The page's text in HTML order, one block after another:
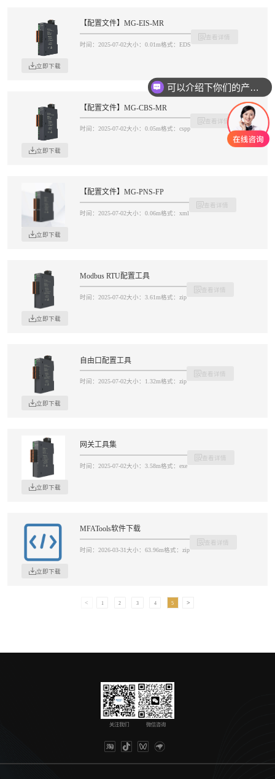
【配置文件】MG-EIS-MR
时间：2025-07-02大小：0.01m格式：EDS
查看详情
立即下载
【配置文件】MG-CBS-MR
时间：2025-07-02大小：0.05m格式：cspp
查看详情
立即下载
【配置文件】MG-PNS-FP
时间：2025-07-02大小：0.06m格式：xml
查看详情
立即下载
Modbus RTU配置工具
时间：2025-07-02大小：3.61m格式：zip
查看详情
立即下载
自由口配置工具
时间：2025-07-02大小：1.32m格式：zip
查看详情
立即下载
网关工具集
时间：2025-07-02大小：3.58m格式：exe
查看详情
立即下载
MFATools软件下载
时间：2026-03-31大小：63.96m格式：zip
查看详情
立即下载
1 2 3 4 5
关注我们 微信咨询